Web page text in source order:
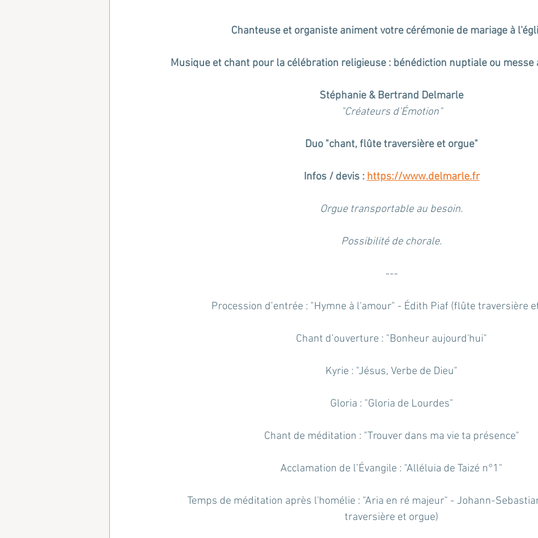
Chanteuse et organiste animent votre cérémonie de mariage à
Musique et chant pour la célébration religieuse : bénédiction nuptiale ou messe
Stéphanie & Bertrand Delmarle
"Créateurs d’Émotion"
Duo "chant, flûte traversière et orgue"
Infos / devis : https://www.delmarle.fr
Orgue transportable au besoin.
Possibilité de chorale.
---
Procession d’entrée : "Hymne à l'amour" - Édith Piaf (flûte traversière
Chant d’ouverture : "Bonheur aujourd'hui"
Kyrie : "Jésus, Verbe de Dieu"
Gloria : "Gloria de Lourdes"
Chant de méditation : "Trouver dans ma vie ta présence"
Acclamation de l’Évangile : "Alléluia de Taizé n°1"
Temps de méditation après l'homélie : "Aria en ré majeur" - Johann-
traversière et orgue)